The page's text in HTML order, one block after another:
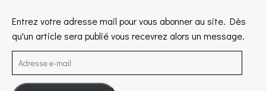
Entrez votre adresse mail pour vous abonner au site. Dès
qu'un article sera publié vous recevrez alors un message.
Adresse e-mail